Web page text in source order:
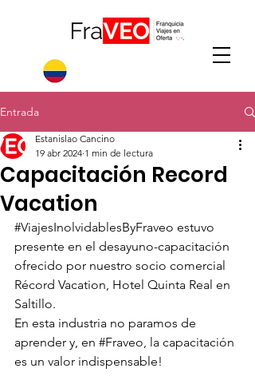
Entrada
Capacitación Record
Vacation
Estanislao Cancino
19 abr 2024 1 min de lectura
#ViajesInolvidablesByFraveo estuvo
presente en el desayuno-capacitación
ofrecido por nuestro socio comercial
Récord Vacation, Hotel Quinta Real en
Saltillo.
En esta industria no paramos de
aprender y, en #Fraveo, la capacitación
es un valor indispensable!